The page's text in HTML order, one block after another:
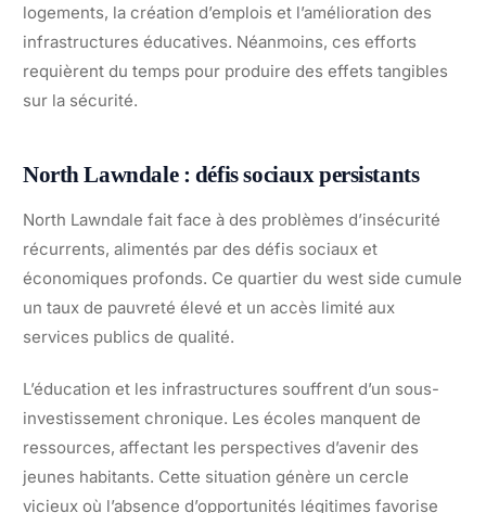
logements, la création d’emplois et l’amélioration des
infrastructures éducatives. Néanmoins, ces efforts
requièrent du temps pour produire des effets tangibles
sur la sécurité.
North Lawndale : défis sociaux persistants
North Lawndale fait face à des problèmes d’insécurité
récurrents, alimentés par des défis sociaux et
économiques profonds. Ce quartier du west side cumule
un taux de pauvreté élevé et un accès limité aux
services publics de qualité.
L’éducation et les infrastructures souffrent d’un sous-
investissement chronique. Les écoles manquent de
ressources, affectant les perspectives d’avenir des
jeunes habitants. Cette situation génère un cercle
vicieux où l’absence d’opportunités légitimes favorise